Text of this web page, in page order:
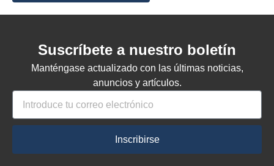
Suscríbete a nuestro boletín
Manténgase actualizado con las últimas noticias,
anuncios y artículos.
Inscribirse